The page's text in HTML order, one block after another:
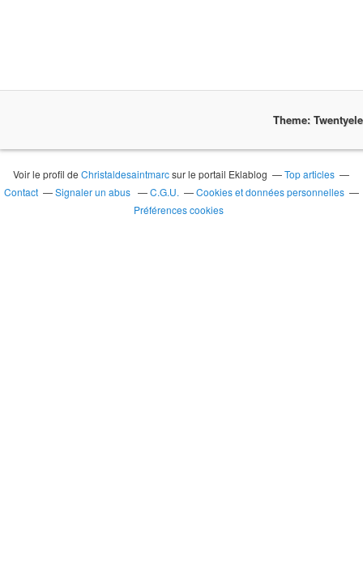
Theme:
Voir le profil deChristaldesaintmarcsur le portail Eklablog
Top articles
Contact
Signaler un abus C.G.U.
Cookies et données personnelles
Préférences cookies